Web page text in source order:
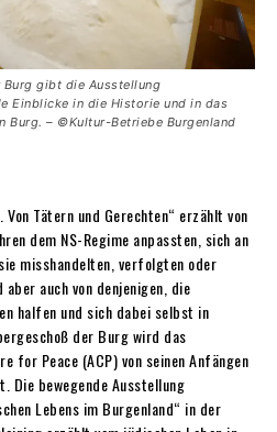
gibt die Ausstellung
Einblicke in die Historie und in das
Burg. – ©Kultur-Betriebe Burgenland
Tätern und Gerechten“ erzählt von
dem NS-Regime anpassten, sich an
misshandelten, verfolgten oder
auch von denjenigen, die
halfen und sich dabei selbst in
der Burg wird das
for Peace (ACP) von seinen Anfängen
Die bewegende Ausstellung
Lebens im Burgenland“ in der